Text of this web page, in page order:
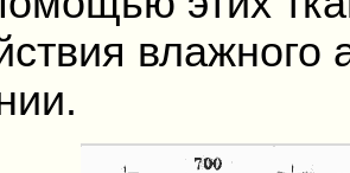
влажного